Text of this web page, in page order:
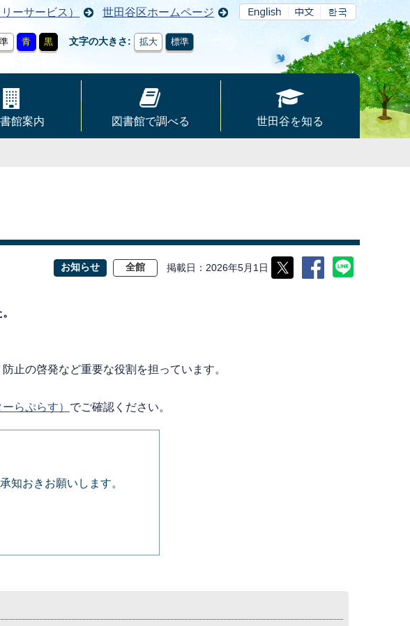
ーサービス） 世田谷区ホームページ
青 黒 文字の大きさ 拡大 標準
館案内 図書館で調べる 世田谷を知る
お知らせ 全館 掲載日 2026年5月1日
止の啓発など重要な役割を担っています。
らぷらす） でご確認ください。
知おきお願いします。